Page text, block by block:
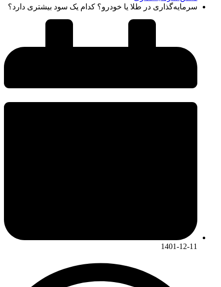
سرمایه‌گذاری در طلا یا خودرو؟ کدام یک سود بیشتری دارد؟
1401-12-11